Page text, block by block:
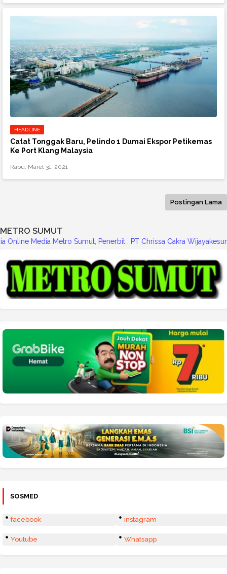
HEADLINE
Catat Tonggak Baru, Pelindo 1 Dumai Ekspor Petikemas
Ke Port Klang Malaysia
Rabu, Maret 31, 2021
Postingan Lama
METRO SUMUT
: PT Chrissa Cakra Wijayakesuma (CCW), SIUP-PM :
SOSMED
facebook instagram
Youtube Whatsapp